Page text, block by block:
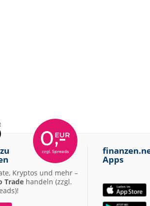
Kryptos und mehr –
Trade handeln (zzgl.
Apps